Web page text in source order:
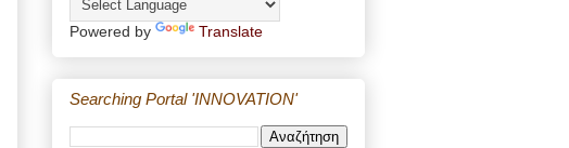
Powered by Translate
Searching Portal 'INNOVATION'